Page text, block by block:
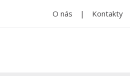
O nás Kontakty